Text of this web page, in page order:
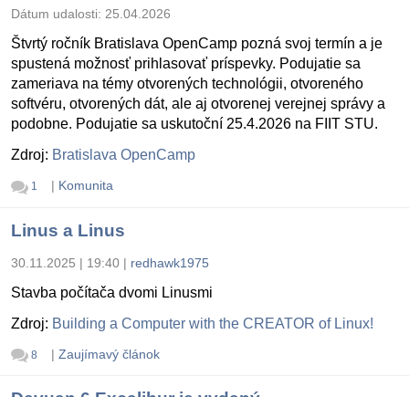
Dátum udalosti: 25.04.2026
Štvrtý ročník Bratislava OpenCamp pozná svoj termín a je
spustená možnosť prihlasovať príspevky. Podujatie sa
zameriava na témy otvorených technológii, otvoreného
softvéru, otvorených dát, ale aj otvorenej verejnej správy a
podobne. Podujatie sa uskutoční 25.4.2026 na FIIT STU.
Zdroj: Bratislava OpenCamp
1 | Komunita
Linus a Linus
30.11.2025 | 19:40 | redhawk1975
Stavba počítača dvomi Linusmi
Zdroj: Building a Computer with the CREATOR of Linux!
8 | Zaujímavý článok